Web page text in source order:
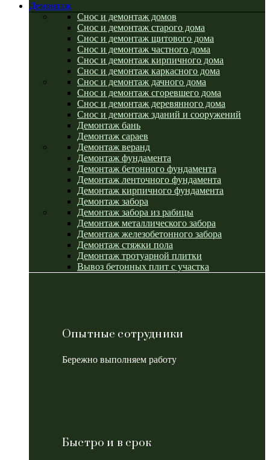
Демонтаж
Снос и демонтаж домов
Снос и демонтаж старого дома
Снос и демонтаж щитового дома
Снос и демонтаж частного дома
Снос и демонтаж кирпичного дома
Снос и демонтаж каркасного дома
Снос и демонтаж дачного дома
Снос и демонтаж сгоревшего дома
Снос и демонтаж деревянного дома
Снос и демонтаж зданий и сооружений
Демонтаж бань
Демонтаж сараев
Демонтаж веранд
Демонтаж фундамента
Демонтаж бетонного фундамента
Демонтаж ленточного фундамента
Демонтаж кирпичного фундамента
Демонтаж забора
Демонтаж забора из рабицы
Демонтаж металлического забора
Демонтаж железобетонного забора
Демонтаж стяжки пола
Демонтаж тротуарной плитки
Вывоз бетонных плит с участка
Опытные сотрудники
Бережно выполняем работу
Быстро и в срок